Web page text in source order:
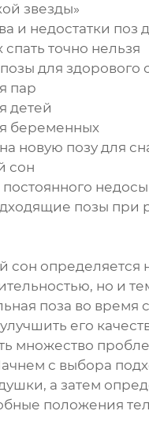
звезды»
и недостатки поз
спать точно нельзя
для здорового
пар
детей
беременных
новую позу для
сон
позы при
сон определяется
но и
поза во время
его
множество
с выбора
а затем
положения